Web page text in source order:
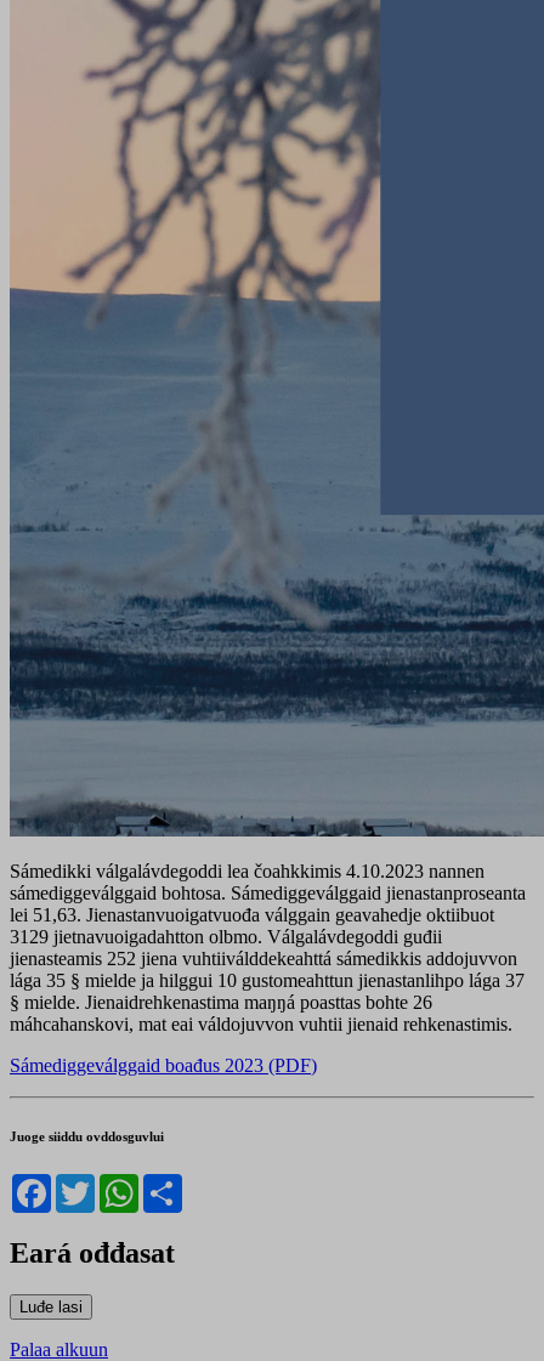
Sámedikki válgalávdegoddi lea čoahkkimis 4.10.2023 nannen
sámediggeválggaid bohtosa. Sámediggeválggaid jienastanproseanta
lei 51,63. Jienastanvuoigatvuođa válggain geavahedje oktiibuot
3129 jietnavuoigadahtton olbmo. Válgalávdegoddi guđii
jienasteamis 252 jiena vuhtiiválddekeahttá sámedikkis addojuvvon
lága 35 § mielde ja hilggui 10 gustomeahttun jienastanlihpo lága 37
§ mielde. Jienaidrehkenastima maŋŋá poasttas bohte 26
máhcahanskovi, mat eai váldojuvvon vuhtii jienaid rehkenastimis.
Sámediggeválggaid boađus 2023 (PDF)
Juoge siiddu ovddosguvlui
Facebook
TwitterWhatsApp
Eará ođđasat
Palaa alkuun